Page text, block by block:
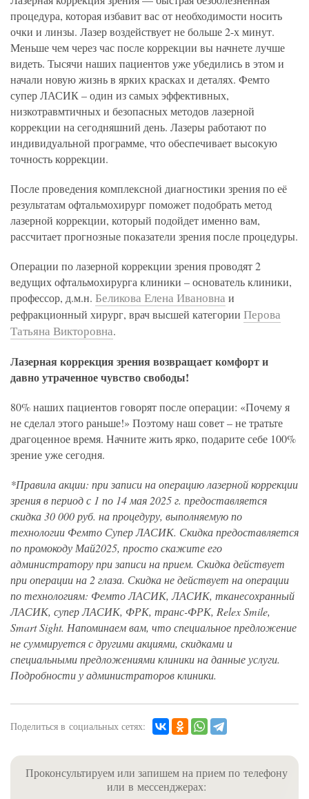
процедура, которая избавит вас от необходимости носить
очки и линзы. Лазер воздействует не больше 2-х минут.
Меньше чем через час после коррекции вы начнете лучше
видеть. Тысячи наших пациентов уже убедились в этом и
начали новую жизнь в ярких красках и деталях. Фемто
супер ЛАСИК – один из самых эффективных,
низкотравмтичных и безопасных методов лазерной
коррекции на сегодняшний день. Лазеры работают по
индивидуальной программе, что обеспечивает высокую
точность коррекции.
После проведения комплексной диагностики зрения по её
результатам офтальмохирург поможет подобрать метод
лазерной коррекции, который подойдет именно вам,
рассчитает прогнозные показатели зрения после процедуры.
Операции по лазерной коррекции зрения проводят 2
ведущих офтальмохирурга клиники – основатель клиники,
профессор, д.м.н. Беликова Елена Ивановна и
рефракционный хирург, врач высшей категории Перова
Татьяна Викторовна.
Лазерная коррекция зрения возвращает комфорт и
давно утраченное чувство свободы!
80% наших пациентов говорят после операции: «Почему я
не сделал этого раньше!» Поэтому наш совет – не тратьте
драгоценное время. Начните жить ярко, подарите себе 100%
зрение уже сегодня.
*Правила акции: при записи на операцию лазерной коррекции
зрения в период с 1 по 14 мая 2025 г. предоставляется
скидка 30 000 руб. на процедуру, выполняемую по
технологии Фемто Супер ЛАСИК. Скидка предоставляется
по промокоду Май2025, просто скажите его
администратору при записи на прием. Скидка действует
при операции на 2 глаза. Скидка не действует на операции
по технологиям: Фемто ЛАСИК, ЛАСИК, тканесохранный
ЛАСИК, супер ЛАСИК, ФРК, транс-ФРК, Relex Smile,
Smart Sight. Напоминаем вам, что специальное предложение
не суммируется с другими акциями, скидками и
специальными предложениями клиники на данные услуги.
Подробности у администраторов клиники.
Поделиться в социальных сетях:
Проконсультируем или запишем на прием по телефону
или в мессенджерах: